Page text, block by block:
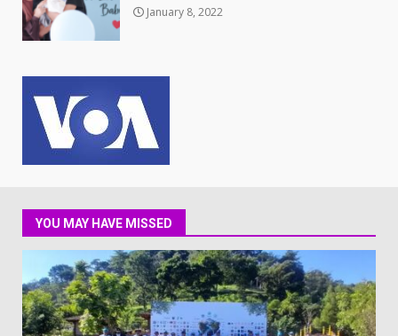
January 8, 2022
YOU MAY HAVE MISSED